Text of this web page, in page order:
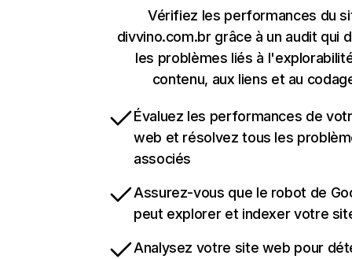
Vérifiez les performances du
divvino.com.br grâce à un audit qui
les problèmes liés à
contenu, aux liens et au
Évaluez les performances de
web et résolvez tous les
associés
Assurez-vous que le robot de
peut explorer et indexer votre
Analysez votre site web pour